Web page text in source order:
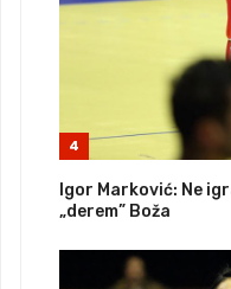
4
Igor Marković: Ne
„derem” Boža